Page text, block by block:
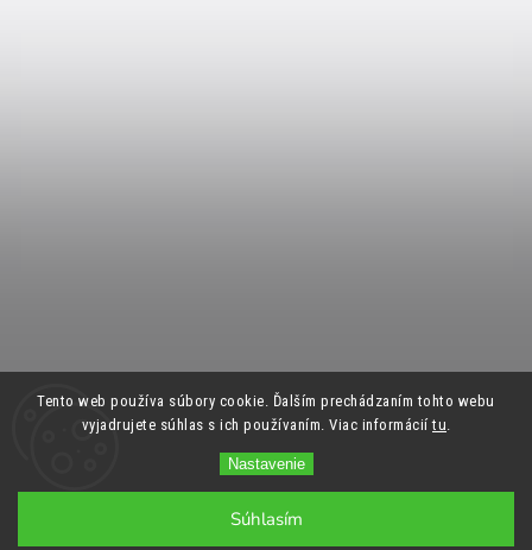
Tento web používa súbory cookie. Ďalším prechádzaním tohto webu
vyjadrujete súhlas s ich používaním. Viac informáciítu.
Nastavenie
Súhlasím